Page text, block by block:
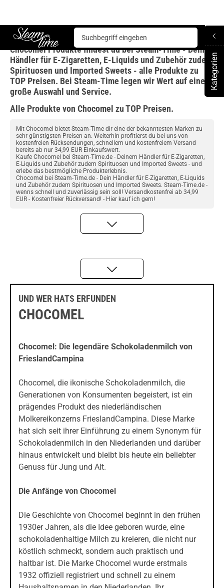
Steam time
Chocomel
Kategorien
Chocomel Produkte findest du bei Steam-Time - Dein
Händler für E-Zigaretten, E-Liquids und Zubehör zudem
Spirituosen und Imported Sweets - alle Produkte zu
TOP Preisen. Bei Steam-Time legen wir Wert auf eine
große Auswahl und Service.
Alle Produkte von Chocomel zu TOP Preisen.
Mit Chocomel bietet Steam-Time dir eine der bekanntesten Marken zu
sehr günstigsten Preisen an. Weiterhin profitierst du bei uns von
kostenfreien Rücksendungen, schnellem und kostenfreiem Versand
bereits ab nur 34,99 EUR Einkaufswert.
Kaufe Chocomel bei Steam-Time.de - Deinem Händler für E-Zigaretten,
E-Liquids und Zubehör zudem Spirituosen und Imported Sweets - und
erlebe das bestmögliche Produkterlebnis.
Chocomel bei Steam-Time.de - Dein Händler für E-Zigaretten, E-Liquids
und Zubehör zudem Spirituosen und Imported Sweets. Steam-Time.de -
wenns schnell und zuverlässig sein soll! Versandkostenfrei ab 34,99
EUR - Kostenfreier Rückversand! - Hier kauf ich gern!
UND WER HATS ERFUNDEN
CHOCOMEL
Chocomel: Die legendäre Schokoladenmilch von
FrieslandCampina
Chocomel, die ikonische Schokoladenmilch, die
Generationen von Konsumenten begeistert, ist ein
prägendes Produkt des niederländischen
Molkereikonzerns FrieslandCampina. Diese Marke
hat sich seit ihrer Einführung zu einem Synonym für
Schokoladenmilch in den Niederlanden und darüber
hinaus entwickelt und bleibt bis heute ein beliebter
Genuss für Jung und Alt.
Die Anfänge von Chocomel
Die Geschichte von Chocomel beginnt in den frühen
1930er Jahren, als die Idee geboren wurde, eine
schokoladenhaltige Milch zu kreieren, die nicht nur
köstlich schmeckt, sondern auch praktisch und
haltbar ist. Die Marke Chocomel wurde erstmals
1932 offiziell registriert und schnell zu einem